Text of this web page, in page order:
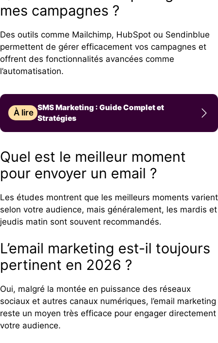
mes campagnes ?
Des outils comme Mailchimp, HubSpot ou Sendinblue
permettent de gérer efficacement vos campagnes et
offrent des fonctionnalités avancées comme
l’automatisation.
À lire
SMS Marketing : Guide Complet et
Stratégies
Quel est le meilleur moment
pour envoyer un email ?
Les études montrent que les meilleurs moments varient
selon votre audience, mais généralement, les mardis et
jeudis matin sont souvent recommandés.
L’email marketing est-il toujours
pertinent en 2026 ?
Oui, malgré la montée en puissance des réseaux
sociaux et autres canaux numériques, l’email marketing
reste un moyen très efficace pour engager directement
votre audience.